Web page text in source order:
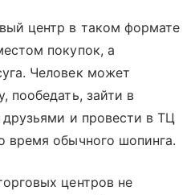
центр в таком формате
покупок, а
Человек может
пообедать, зайти в
друзьями и провести в ТЦ
время обычного шопинга.
центров не